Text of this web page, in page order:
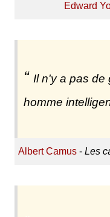
Edward
Il n'y a pas de
homme
Albert Camus- Les